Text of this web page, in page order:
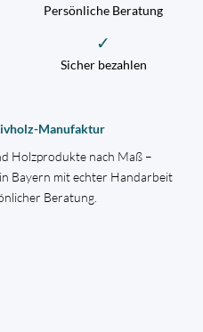
Persönliche Beratung
✓
Sicher bezahlen
Manufaktur
Holzprodukte nach Maß –
Bayern mit echter Handarbeit
Beratung.